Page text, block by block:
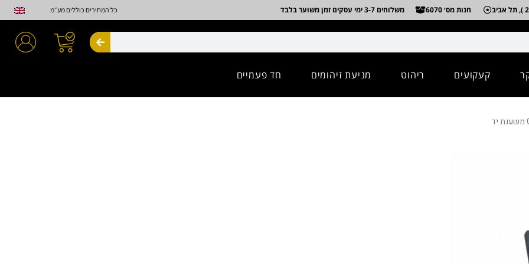
חנות מס׳ 6070 משלוחים 3-7 ימי עסקים זמן משוער בלבד כל המחירים כוללים מע״מ
חיפוש
קעקועים ריהוט מניעת זיהומים חד פעמיים